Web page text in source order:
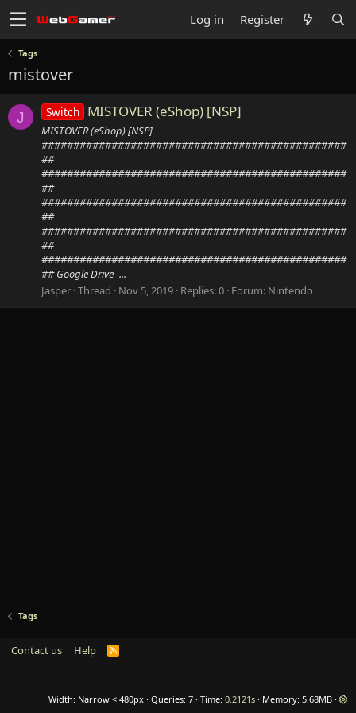
Log in Register
Tags
mistover
J Switch MISTOVER (eShop) [NSP]
MISTOVER (eShop) [NSP]
################################################
##
################################################
##
################################################
##
################################################
##
################################################
## Google Drive -...
Jasper Thread Nov 5, 2019 Replies: 0 Forum: Nintendo
Tags
Contact us Help
R
Width Queries 7 Time 0.2121s Memory 5.68MB